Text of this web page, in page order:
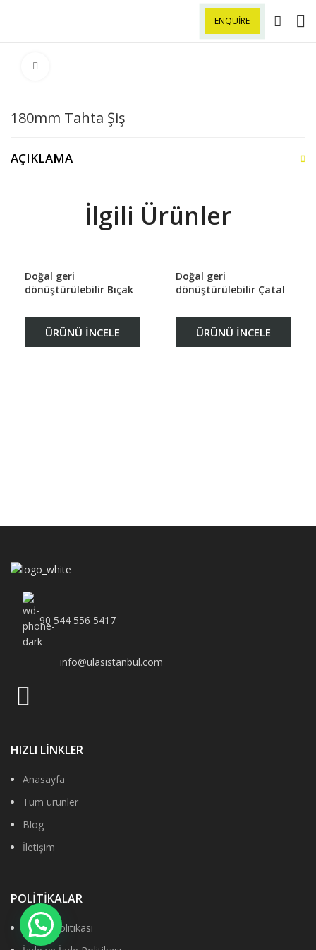
ENQUIRE
180mm Tahta Şiş
AÇIKLAMA
İlgili Ürünler
Doğal geri
dönüştürülebilir Bıçak
ÜRÜNÜ İNCELE
Doğal geri
dönüştürülebilir Çatal
ÜRÜNÜ İNCELE
90 544 556 5417
info@ulasistanbul.com
HIZLI LİNKLER
Anasayfa
Tüm ürünler
Blog
İletişim
POLİTİKALAR
Gizlilik Politikası